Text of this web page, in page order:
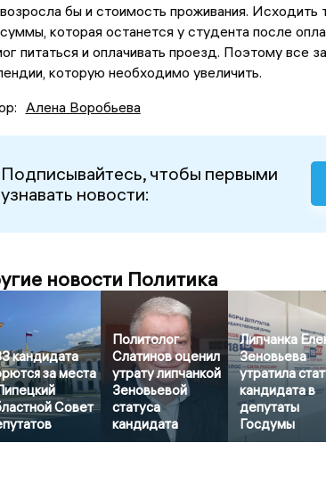
бы и стоимость проживания. Исходить
которая останется у студента после
питаться и оплачивать проезд. Поэтому все
которую необходимо увеличить.
Алена Воробьева
Подписывайтесь, чтобы первыми
узнавать новости:
новости Политика
кандидата
за места
Совет
Политолог
Слатинов оценил
утрату липчанкой
Зеновьевой
статуса
кандидата
Липчанка
Зеновьева
утратила
кандидата в
депутаты
Госдумы